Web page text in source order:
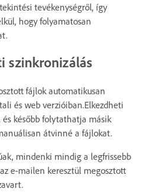
tevékenységről, így
hogy folyamatosan
szinkronizálás
fájlok automatikusan
és web verzióiban.Elkezdheti
később folytathatja másik
átvinné a fájlokat.
mindenki mindig a legfrissebb
e-mailen keresztül megosztott